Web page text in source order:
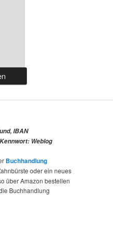
IBAN
Weblog
Buchhandlung
oder ein neues
über Amazon bestellen
Buchhandlung